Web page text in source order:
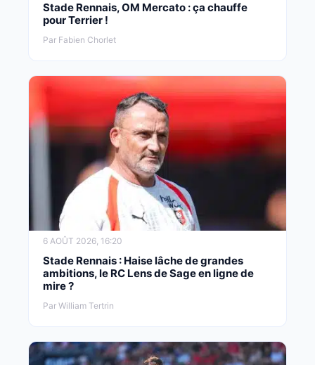
Stade Rennais, OM Mercato : ça chauffe
pour Terrier !
Par Fabien Chorlet
6 AOÛT 2026, 16:20
Stade Rennais : Haise lâche de grandes
ambitions, le RC Lens de Sage en ligne de
mire ?
Par William Tertrin